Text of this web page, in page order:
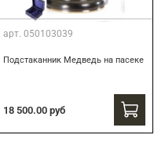
арт. 050103039
Подстаканник Медведь на пасеке
18 500.00 руб